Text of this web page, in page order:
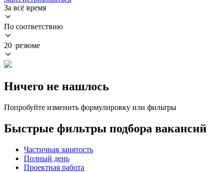
За всё время
По соответствию
20 резюме
Ничего не нашлось
Попробуйте изменить формулировку или фильтры
Быстрые фильтры подбора вакансий
Частичная занятость
Полный день
Проектная работа